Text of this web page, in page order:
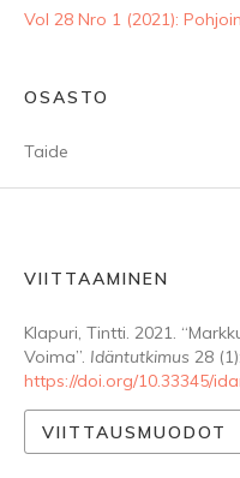
Vol 28 Nro 1 (2021):
OSASTO
Taide
VIITTAAMINEN
Klapuri, Tintti. 2021.
Voima”. Idäntutkimus 28
https://doi.org/10.33345/
VIITTAUSMUODOT